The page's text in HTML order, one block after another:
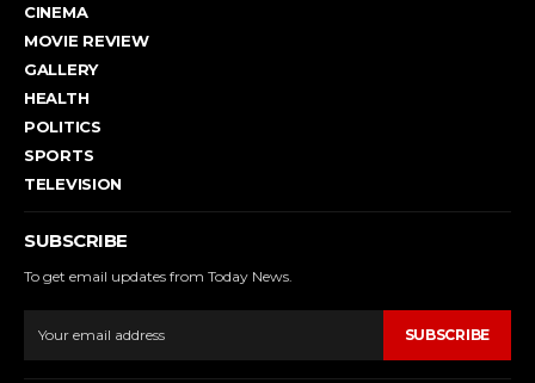
CINEMA
MOVIE REVIEW
GALLERY
HEALTH
POLITICS
SPORTS
TELEVISION
SUBSCRIBE
To get email updates from Today News.
SUBSCRIBE